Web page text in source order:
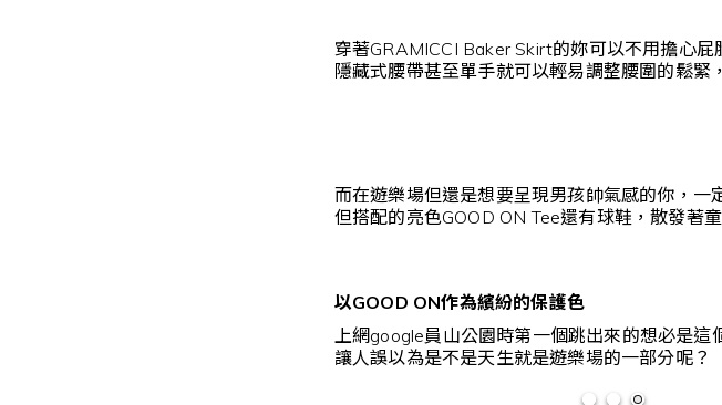
穿著GRAMICCI Baker Skirt的妳可以不用擔心
隱藏式腰帶甚至單手就可以輕易調整腰圍的鬆緊
而在遊樂場但還是想要呈現男孩帥氣感的你，
但搭配的亮色GOOD ON Tee還有球鞋，散發著
以GOOD ON作為繽紛的保護色
上網google員山公園時第一個跳出來的想必是
讓人誤以為是不是天生就是遊樂場的一部分呢？